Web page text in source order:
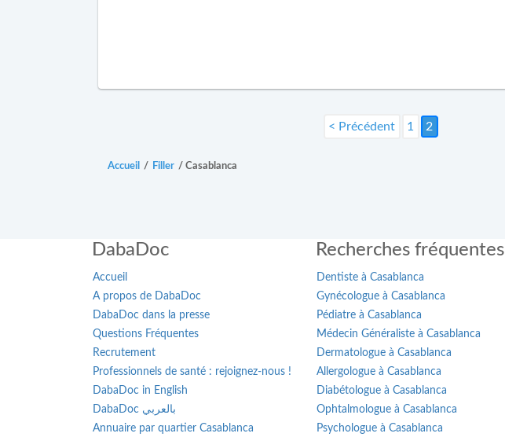
< Précédent 1 2
Accueil / Filler / Casablanca
DabaDoc
Accueil
A propos de DabaDoc
DabaDoc dans la presse
Questions Fréquentes
Recrutement
Professionnels de santé : rejoignez-nous !
DabaDoc in English
DabaDoc بالعربي
Annuaire par quartier Casablanca
Recherches fréquentes
Dentiste à Casablanca
Gynécologue à Casablanca
Pédiatre à Casablanca
Médecin Généraliste à Casablanca
Dermatologue à Casablanca
Allergologue à Casablanca
Diabétologue à Casablanca
Ophtalmologue à Casablanca
Psychologue à Casablanca